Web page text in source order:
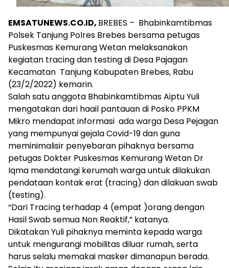
EMSATUNEWS.CO.ID, BREBES – Bhabinkamtibmas
Polsek Tanjung Polres Brebes bersama petugas
Puskesmas Kemurang Wetan melaksanakan
kegiatan tracing dan testing di Desa Pajagan
Kecamatan Tanjung Kabupaten Brebes, Rabu
(23/2/2022) kemarin.
Salah satu anggota Bhabinkamtibmas Aiptu Yuli
mengatakan dari haail pantauan di Posko PPKM
Mikro mendapat informasi ada warga Desa Pejagan
yang mempunyai gejala Covid-19 dan guna
meminimalisir penyebaran pihaknya bersama
petugas Dokter Puskesmas Kemurang Wetan Dr
Iqma mendatangi kerumah warga untuk dilakukan
pendataan kontak erat (tracing) dan dilakuan swab
(testing).
“Dari Tracing terhadap 4 (empat )orang dengan
Hasil Swab semua Non Reaktif,” katanya.
Dikatakan Yuli pihaknya meminta kepada warga
untuk mengurangi mobilitas diluar rumah, serta
harus selalu memakai masker dimanapun berada.